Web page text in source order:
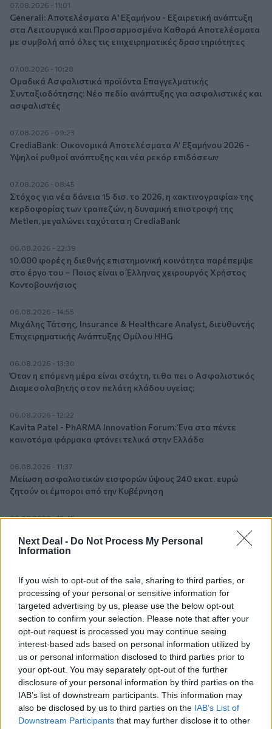
Next Deal - Do Not Process My Personal
Information
If you wish to opt-out of the sale, sharing to third parties, or
processing of your personal or sensitive information for
targeted advertising by us, please use the below opt-out
section to confirm your selection. Please note that after your
opt-out request is processed you may continue seeing
interest-based ads based on personal information utilized by
us or personal information disclosed to third parties prior to
your opt-out. You may separately opt-out of the further
disclosure of your personal information by third parties on the
IAB’s list of downstream participants. This information may
also be disclosed by us to third parties on the IAB’s List of
Downstream Participants that may further disclose it to other
07.08.2026 - 11:01
Generali: Αποτελέσματα Α' Εξαμήνου - Εξαιρετική ανάπτυξη
στα Λειτουργικά και Προσαρμοσμένα Καθαρά Αποτελέσματα
με συμβολή από όλες τις επιχειρηματικές δραστηριότητες
07.08.2026 - 10:28
Ομαδικά Ασφαλιστικά προϊόντα Επαγγελματικής
Συνταξιοδότησης: Νέο πεδίο ανάπτυξης για ασφαλιστικές και
ασφαλιστές
07.08.2026 - 09:23
CrediaBank: Οικονομικά Αποτελέσματα A’ Εξαμήνου 2026 -
Υψηλοί ρυθμοί ανάπτυξης και νέα ρεκόρ επιδόσεων
07.08.2026 - 08:45
Στόχος για νέα δάνεια 15 δισ. το 2026, η «ακτινογραφία» της
κερδοφορίας των τραπεζών, η δυναμική επιστροφή της
Metlen, μεγαλώνει ταχύτατα η CrediaBank
06.08.2026 - 22:39
10.000 φορές η διεθνής επιστημονική κοινότητα παρέπεμψε
στο έργο του – Ποιος είναι ο Έλληνας χειρουργός Χρήστος
Κοντοβουνήσιος
06.08.2026 - 14:55
Μιχάλης Τάτσης, Insurance & Healthcare Analyst, διευθυντής
Επιχειρηματικής Ανάπτυξης Ομίλου HHG
06.08.2026 - 13:30
Όταν η επόμενη μέρα είναι στάχτη, τι θα πει ο Ασφαλιστικός
Διαμεσολαβητής στον πελάτη κλάδου υγείας;
06.08.2026 - 12:22
Kavita Patel - PhARMA Innovation Forum: Ένα στα πέντε
καινοτόμα φάρμακα φτάνει τελικά στην Ελλάδα
06.08.2026 - 11:37
Μείωση ασφαλιστικών εισφορών ύψους 240 εκατ. ευρώ
ζητούν οι έμποροι από την Κυβέρνηση
06.08.2026 - 10:45
ενεργειακή κρίση;
Στέλιος Λιανός – INTERAMERICAN / Αθηναϊκή Γενική Κλινική
06.08.2026 - 08:40
Η γαλλική «ψήφος» στο «καλώδιο» και τα συμφέροντα, οι
ελληνικές τράπεζες «πρωταθλήτριες» στα δάνεια, νέο deal
Βαρδινογιάννη- Εξάρχου και ο διπλασιασμός των κερδών της
ΔΕΗ
05.08.2026
Randy Schekman, Νομπελίστας Ιατρικής: «Σε πέντε χρόνια
μπορεί να έχουμε θεραπεία που αναστέλλει την εξέλιξη του
Πάρκινσον»